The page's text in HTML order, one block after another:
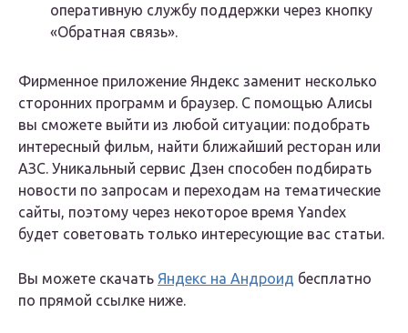
оперативную службу поддержки через кнопку
«Обратная связь».
Фирменное приложение Яндекс заменит несколько
сторонних программ и браузер. С помощью Алисы
вы сможете выйти из любой ситуации: подобрать
интересный фильм, найти ближайший ресторан или
АЗС. Уникальный сервис Дзен способен подбирать
новости по запросам и переходам на тематические
сайты, поэтому через некоторое время Yandex
будет советовать только интересующие вас статьи.
Вы можете скачать Яндекс на Андроид бесплатно
по прямой ссылке ниже.